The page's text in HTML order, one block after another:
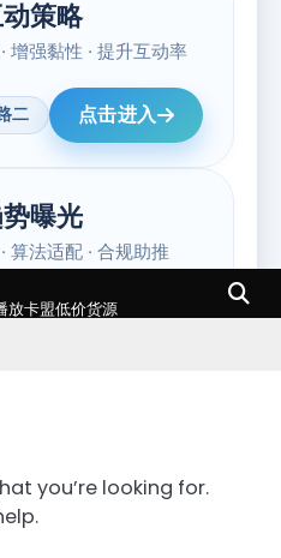
卡盟低价货源
you’re looking for.